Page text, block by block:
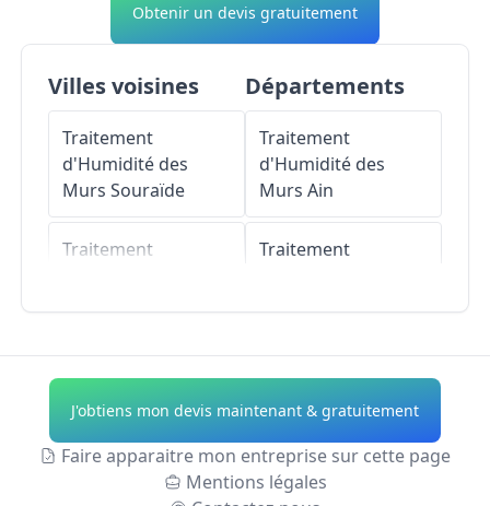
Obtenir un devis gratuitement
Villes voisines
Traitement
d'Humidité des
Murs Souraïde
Traitement
Traitement
d'Humidité des
Murs Itxassou
Traitement
d'Humidité des
Départements
Traitement
d'Humidité des
Murs Ain
Traitement
Traitement
d'Humidité des
Murs Allier
Traitement
d'Humidité des
J'obtiens mon devis maintenant & gratuitement
Faire apparaitre mon entreprise sur cette page
Mentions légales